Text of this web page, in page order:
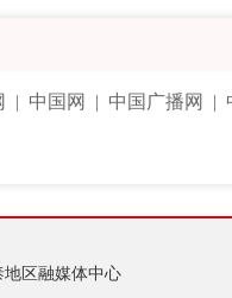
中国网 中国广播网
区融媒体中心